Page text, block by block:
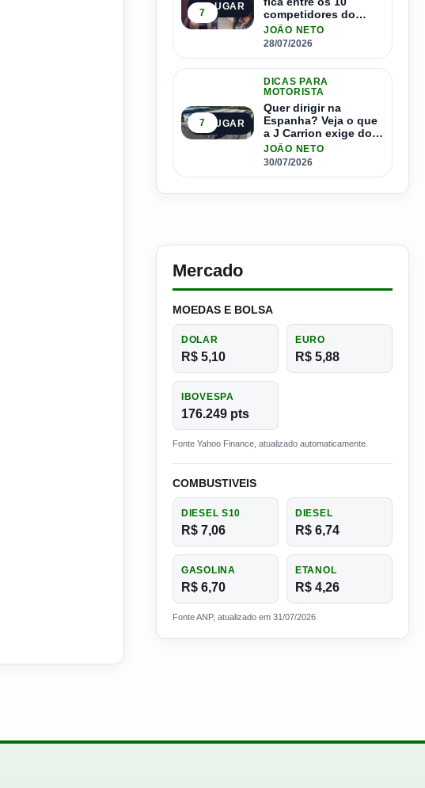
4º LUGAR
7
competidores do
Master Driver Brasil
JOÃO NETO
28/07/2026
5º LUGAR
7
DICAS PARA
MOTORISTA
Quer dirigir na
Espanha? Veja o que
a J Carrion exige dos
brasileiros
JOÃO NETO
30/07/2026
Mercado
MOEDAS E BOLSA
DOLAR
R$ 5,10
EURO
R$ 5,88
IBOVESPA
176.249 pts
Fonte Yahoo Finance, atualizado automaticamente.
COMBUSTIVEIS
DIESEL S10
R$ 7,06
DIESEL
R$ 6,74
GASOLINA
R$ 6,70
ETANOL
R$ 4,26
Fonte ANP, atualizado em 31/07/2026